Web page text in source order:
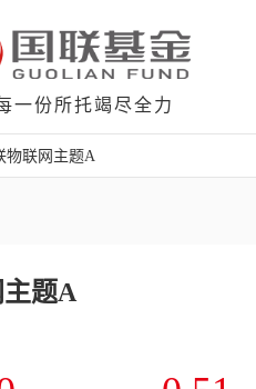
一份所托竭尽全力
物联网主题A
题A